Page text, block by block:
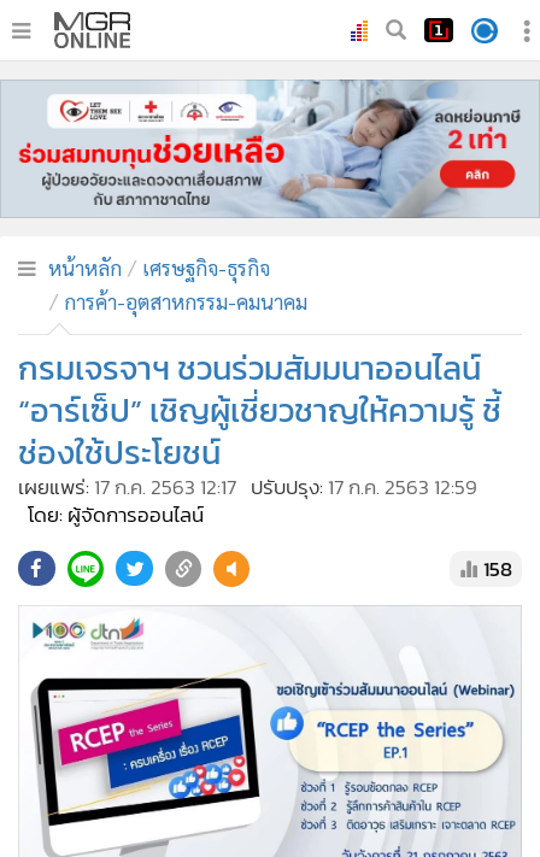
หน้าหลัก
ทันเหตุการณ์
• ภาคใต้
• บันเทิง
ผู้จัดการรายวัน
ละคร
CbizReview
• Cyber BIZ
• ผู้จัดกวน
• Green Innovation & SD
• Management & HR
MGR Live
Infographic
การเมือง
ท่องเที่ยว
กีฬา
ต่างประเทศ
หน้าหลัก
เศรษฐกิจ-ธุรกิจ
การค้า-อุตสาหกรรม-คมนาคม
กรมเจรจาฯ ชวนร่วมสัมมนาออนไลน์
“อาร์เซ็ป” เชิญผู้เชี่ยวชาญให้ความรู้ ชี้
ช่องใช้ประโยชน์
เผยแพร่: 17 ก.ค. 2563 12:17 ปรับปรุง: 17 ก.ค. 2563 12:59
โดย: ผู้จัดการออนไลน์
158